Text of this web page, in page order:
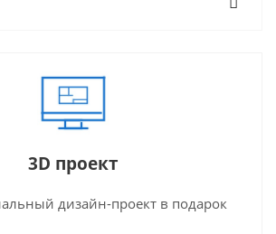
3D проект
дизайн-проект в подарок